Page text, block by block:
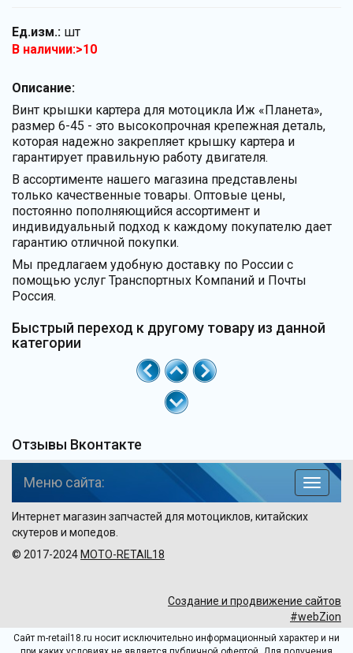
Ед.изм.: шт
В наличии:>10
Описание:
Винт крышки картера для мотоцикла Иж «Планета»,
размер 6-45 - это высокопрочная крепежная деталь,
которая надежно закрепляет крышку картера и
гарантирует правильную работу двигателя.
В ассортименте нашего магазина представлены
только качественные товары. Оптовые цены,
постоянно пополняющийся ассортимент и
индивидуальный подход к каждому покупателю дает
гарантию отличной покупки.
Мы предлагаем удобную доставку по России с
помощью услуг Транспортных Компаний и Почты
Россия.
Быстрый переход к другому товару из данной
категории
Отзывы Вконтакте
по
Меню сайта:
Интернет магазин запчастей для мотоциклов, китайских
скутеров и мопедов.
© 2017-2024 MOTO-RETAIL18
Создание и продвижение сайтов
#webZion
Сайт m-retail18.ru носит исключительно информационный характер и ни